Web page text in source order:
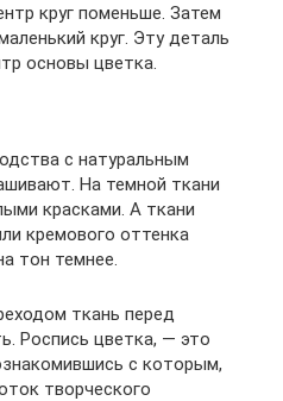
круг поменьше. Затем
круг. Эту деталь
основы цветка.
с натуральным
На темной ткани
красками. А ткани
кремового оттенка
тон темнее.
ткань перед
Роспись цветка, — это
с которым,
творческого